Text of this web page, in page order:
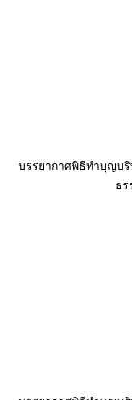
บรรยากาศพิธีทำบุญบริ
ธร